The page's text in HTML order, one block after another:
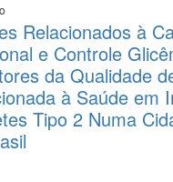
Relacionados à
e Controle
da Qualidade
à Saúde em
Tipo 2 Numa